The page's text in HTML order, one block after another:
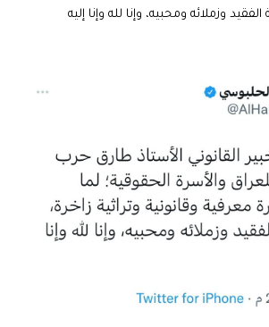
وزملائه ومحبيه، وإنا لله وإنا إليه